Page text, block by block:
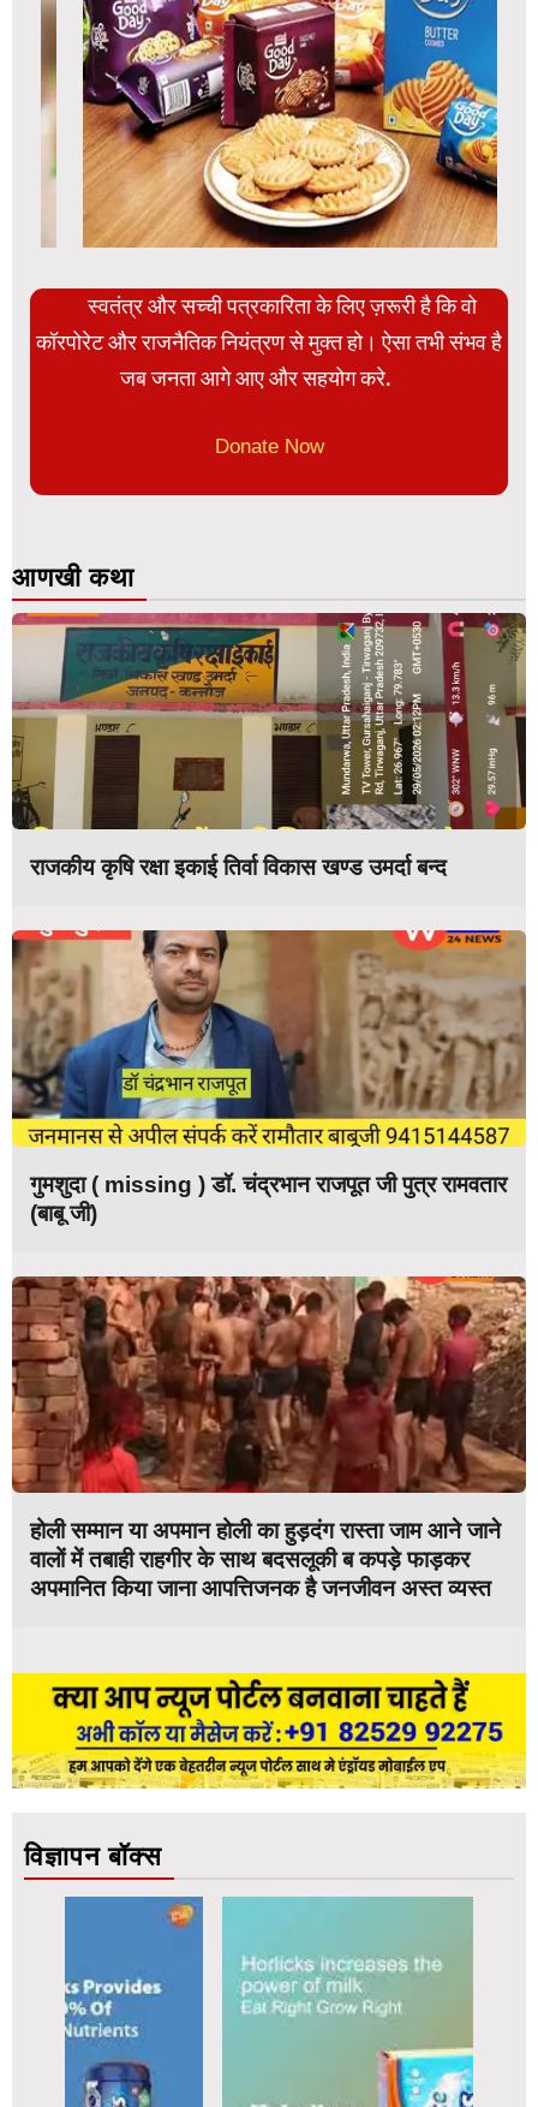
स्वतंत्र और सच्ची पत्रकारिता के लिए ज़रूरी है कि वो
कॉरपोरेट और राजनैतिक नियंत्रण से मुक्त हो। ऐसा तभी संभव है
जब जनता आगे आए और सहयोग करे.
Donate Now
आणखी कथा
राजकीय कृषि रक्षा इकाई तिर्वा विकास खण्ड उमर्दा बन्द
गुमशुदा ( missing ) डॉ. चंद्रभान राजपूत जी पुत्र रामवतार
(बाबू जी)
होली सम्मान या अपमान होली का हुड़दंग रास्ता जाम आने जाने
वालों में तबाही राहगीर के साथ बदसलूकी ब कपड़े फाड़कर
अपमानित किया जाना आपत्तिजनक है जनजीवन अस्त व्यस्त
विज्ञापन बॉक्स